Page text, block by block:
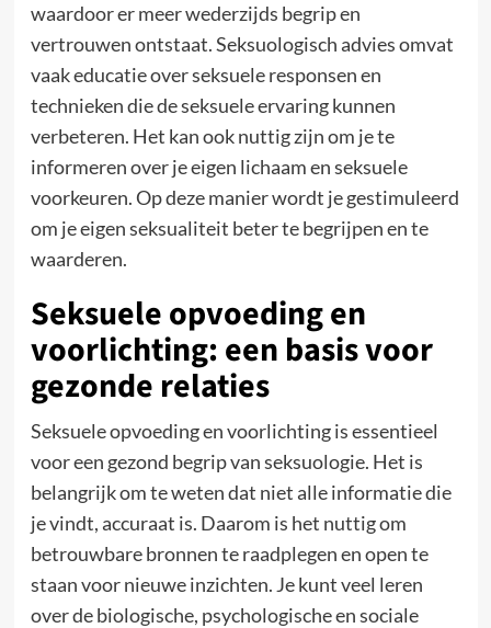
waardoor er meer wederzijds begrip en
vertrouwen ontstaat. Seksuologisch advies omvat
vaak educatie over seksuele responsen en
technieken die de seksuele ervaring kunnen
verbeteren. Het kan ook nuttig zijn om je te
informeren over je eigen lichaam en seksuele
voorkeuren. Op deze manier wordt je gestimuleerd
om je eigen seksualiteit beter te begrijpen en te
waarderen.
Seksuele opvoeding en
voorlichting: een basis voor
gezonde relaties
Seksuele opvoeding en voorlichting is essentieel
voor een gezond begrip van seksuologie. Het is
belangrijk om te weten dat niet alle informatie die
je vindt, accuraat is. Daarom is het nuttig om
betrouwbare bronnen te raadplegen en open te
staan voor nieuwe inzichten. Je kunt veel leren
over de biologische, psychologische en sociale